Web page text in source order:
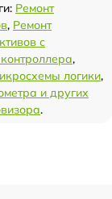
Ремонт
, Ремонт
с
,
логики,
и других
.